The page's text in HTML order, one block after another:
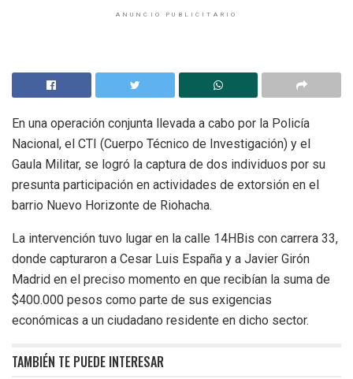
ANUNCIO PUBLICITARIO
En una operación conjunta llevada a cabo por la Policía
Nacional, el CTI (Cuerpo Técnico de Investigación) y el
Gaula Militar, se logró la captura de dos individuos por su
presunta participación en actividades de extorsión en el
barrio Nuevo Horizonte de Riohacha.
La intervención tuvo lugar en la calle 14HBis con carrera 33,
donde capturaron a Cesar Luis España y a Javier Girón
Madrid en el preciso momento en que recibían la suma de
$400.000 pesos como parte de sus exigencias
económicas a un ciudadano residente en dicho sector.
TAMBIÉN TE PUEDE INTERESAR